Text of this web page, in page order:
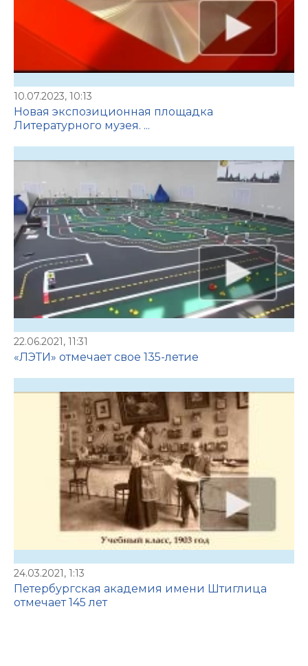
10.07.2023, 10:13
Новая экспозиционная площадка
Литературного музея. ...
22.06.2021, 11:31
«ЛЭТИ» отмечает свое 135-летие
24.03.2021, 1:13
Петербургская академия имени Штиглица
отмечает 145 лет